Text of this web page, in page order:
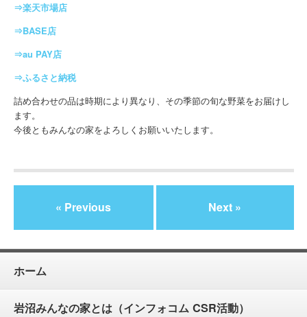
⇒楽天市場店
⇒BASE店
⇒au PAY店
⇒ふるさと納税
詰め合わせの品は時期により異なり、その季節の旬な野菜をお届けし
ます。
今後ともみんなの家をよろしくお願いいたします。
« Previous Next »
ホーム
岩沼みんなの家とは（インフォコム CSR活動）